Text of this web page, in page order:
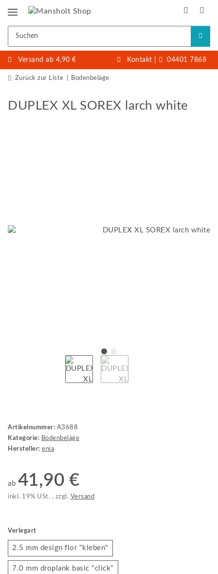
Versand ab 4,90 € Kontakt 04401 7868
Zurück zur Liste Bodenbeläge
DUPLEX XL SOREX larch white
Artikelnummer: A3688
Kategorie: Bodenbeläge
Hersteller: enia
ab 41,90 €
inkl. 19% USt. , zzgl. Versand
Verlegart
2.5 mm design flor "kleben"
7.0 mm droplank basic "click"